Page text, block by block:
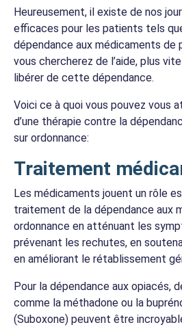
Heureusement, il existe de nos
efficaces pour les patients tels
dépendance aux médicaments
vous chercherez de l’aide, plus
libérer de cette dépendance.
Voici ce à quoi vous pouvez vous
d’une thérapie contre la
sur ordonnance:
Traitement
Les médicaments jouent un rôle
traitement de la dépendance aux
ordonnance en atténuant les
prévenant les rechutes, en
en améliorant le rétablissement
Pour la dépendance aux opiacés,
comme la méthadone ou la
(Suboxone) peuvent être